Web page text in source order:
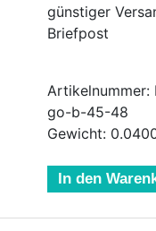
günstiger
Briefpost
Artikelnummer:
go-b-45-48
Gewicht:
In den